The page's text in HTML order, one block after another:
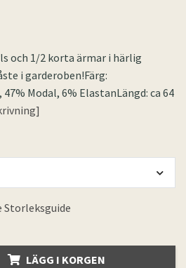
och 1/2 korta ärmar i härlig
i garderoben!Färg:
Modal, 6% ElastanLängd: ca 64
Storleksguide
LÄGG I KORGEN